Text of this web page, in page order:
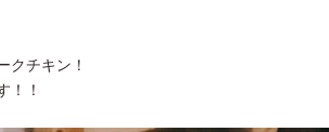
クチキン！
！！